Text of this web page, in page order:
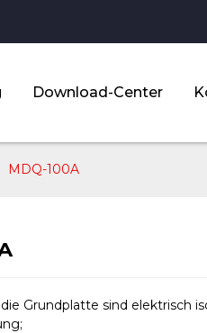
Download-Center
MDQ-100A
Grundplatte sind elektrisch